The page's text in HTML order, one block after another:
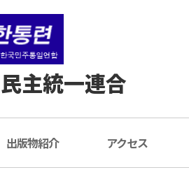
主統一連合
出版物紹介 アクセス